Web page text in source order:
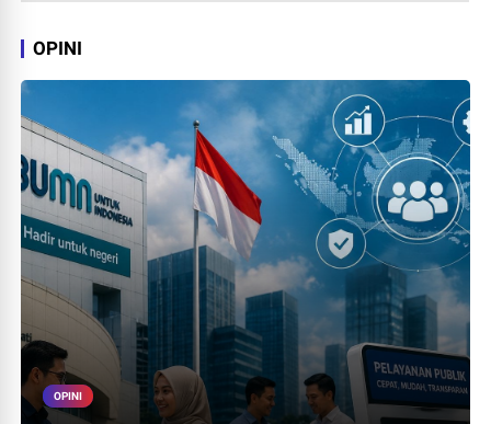
OPINI
OPINI